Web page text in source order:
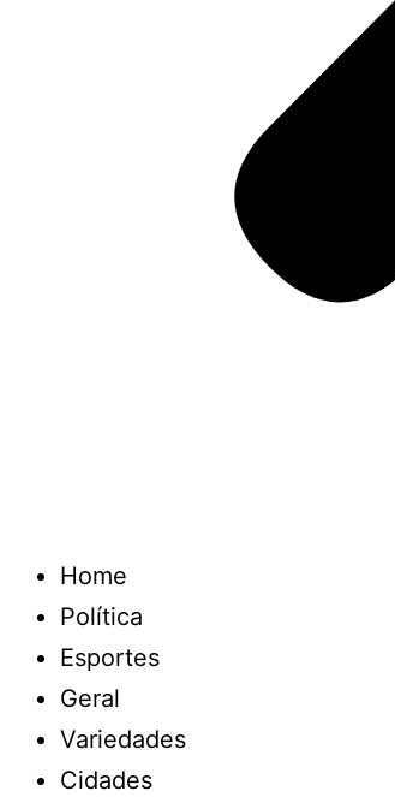
Home
Política
Esportes
Geral
Variedades
Cidades